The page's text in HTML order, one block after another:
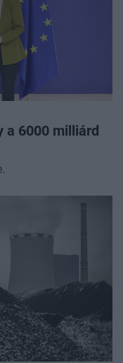
a 6000 milliárd